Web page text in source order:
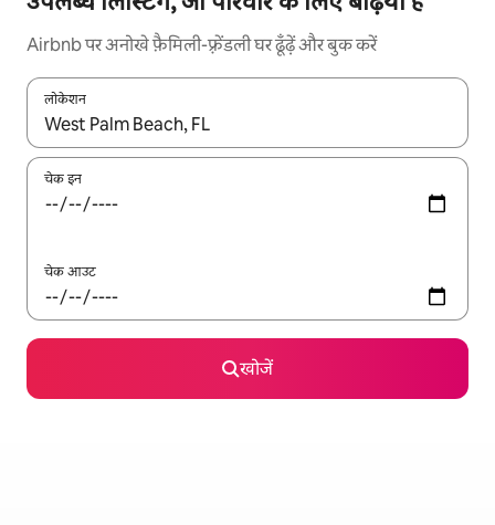
Airbnb पर अनोखे फ़ैमिली-फ़्रेंडली घर ढूँढ़ें और बुक करें
लोकेशन
नतीजों के उपलब्ध होने पर, अप और डाउन 'ऐरो की' का इस्तेमाल करके नेविगेट
चेक इन
चेक आउट
खोजें